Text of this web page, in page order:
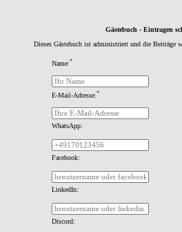
Gästebuch - Eintragen
Dieses Gästebuch ist administriert und die Beiträge
Name:*
E-Mail-Adresse:*
WhatsApp:
Facebook:
LinkedIn:
Discord: